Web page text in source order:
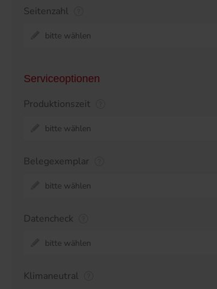
Seitenzahl
bitte wählen
Serviceoptionen
Produktionszeit
bitte wählen
Belegexemplar
bitte wählen
Datencheck
bitte wählen
Klimaneutral